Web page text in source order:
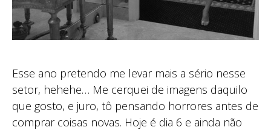
Esse ano pretendo me levar mais a sério nesse
setor, hehehe… Me cerquei de imagens daquilo
que gosto, e juro, tô pensando horrores antes de
comprar coisas novas. Hoje é dia 6 e ainda não